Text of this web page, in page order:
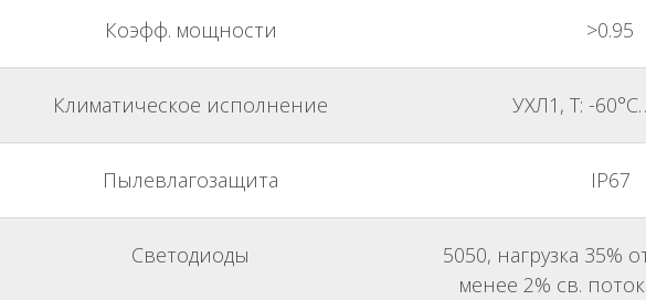
Коэфф. мощности >0.95
Климатическое исполнение УХЛ1, Т: -
Пылевлагозащита IP67
Светодиоды
5050, нагрузка 35%
менее 2% св.